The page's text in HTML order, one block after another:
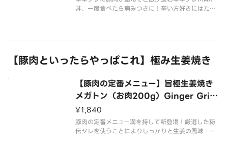
丼、一度食べたら病みつきに！辛い方好きにはたま
【豚肉といったらやっぱこれ】極み生姜焼き
【豚肉の定番メニュー】旨極生姜焼き
メガトン（お肉200g）Ginger Grille
d Megaton （200g of meat）
¥1,840
豚肉の定番メニュー満を持して新登場！厳選した秘
伝タレを使うことによりしっかりと生姜の風味・ほ